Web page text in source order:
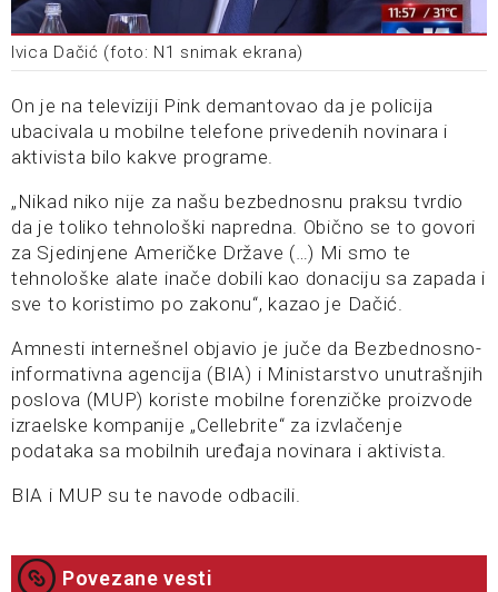
Ivica Dačić (foto: N1 snimak ekrana)
On je na televiziji Pink demantovao da je policija
ubacivala u mobilne telefone privedenih novinara i
aktivista bilo kakve programe.
„Nikad niko nije za našu bezbednosnu praksu tvrdio
da je toliko tehnološki napredna. Obično se to govori
za Sjedinjene Američke Države (…) Mi smo te
tehnološke alate inače dobili kao donaciju sa zapada i
sve to koristimo po zakonu“, kazao je Dačić.
Amnesti internešnel objavio je juče da Bezbednosno-
informativna agencija (BIA) i Ministarstvo unutrašnjih
poslova (MUP) koriste mobilne forenzičke proizvode
izraelske kompanije „Cellebrite“ za izvlačenje
podataka sa mobilnih uređaja novinara i aktivista.
BIA i MUP su te navode odbacili.
Povezane vesti